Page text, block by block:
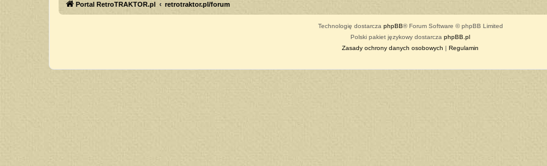
Portal RetroTRAKTOR.pl retrotraktor.pl/forum
Technologię dostarcza phpBB® Forum Software © phpBB Limited
Polski pakiet językowy dostarcza phpBB.pl
Zasady ochrony danych osobowych | Regulamin